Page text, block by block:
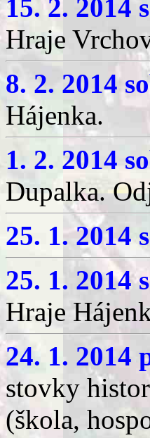
15. 2. 2014
Hraje
8. 2. 2014
Hájenka.
1. 2. 2014
Dupalka.
25. 1. 2014
25. 1. 2014
Hraje
24. 1. 2014
stovky
(škola,